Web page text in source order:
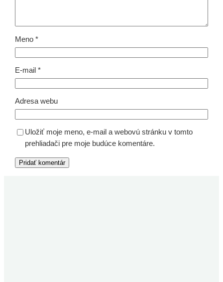
Meno*
E-mail*
Adresa webu
Uložiť moje meno, e-mail a webovú stránku v tomto
prehliadači pre moje budúce komentáre.